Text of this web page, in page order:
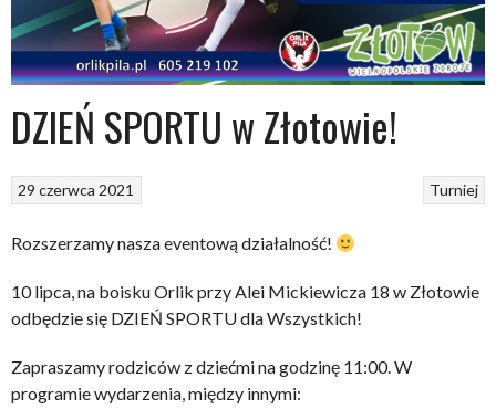
DZIEŃ SPORTU w Złotowie!
Turniej
29 czerwca 2021
Rozszerzamy nasza eventową działalność!
10 lipca, na boisku Orlik przy Alei Mickiewicza 18 w Złotowie
odbędzie się DZIEŃ SPORTU dla Wszystkich!
Zapraszamy rodziców z dziećmi na godzinę 11:00. W
programie wydarzenia, między innymi: